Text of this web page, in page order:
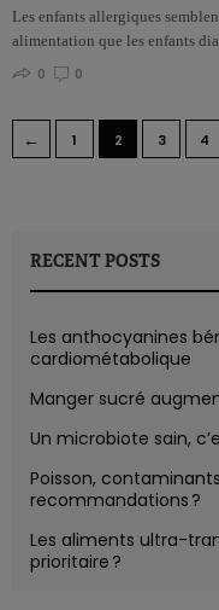
Les enfants allergiques
alimentation que les enfants
0
0
← 1 2 3 4
RECENT POSTS
Les anthocyanines
cardiométabolique
Manger sucré
Un microbiote sain,
Poisson,
recommandations ?
Les aliments ultra-
prioritaire ?